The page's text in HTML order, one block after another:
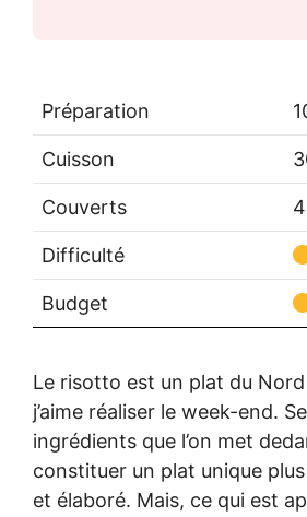
Préparation
Cuisson
Couverts 4
Difficulté
Budget
Le risotto est un plat du Nord
j’aime réaliser le week-end.
ingrédients que l’on met
constituer un plat unique
et élaboré. Mais, ce qui est